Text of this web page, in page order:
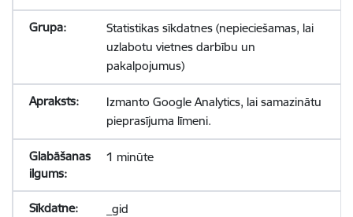
Statistikas sīkdatnes (nepieciešamas, lai
uzlabotu vietnes darbību un
pakalpojumus)
Izmanto Google Analytics, lai samazinātu
pieprasījuma līmeni.
1 minūte
_gid